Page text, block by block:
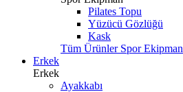
Pilates Topu
Yüzücü Gözlüğü
Kask
Tüm Ürünler Spor Ekipman
Erkek
Erkek
Ayakkabı